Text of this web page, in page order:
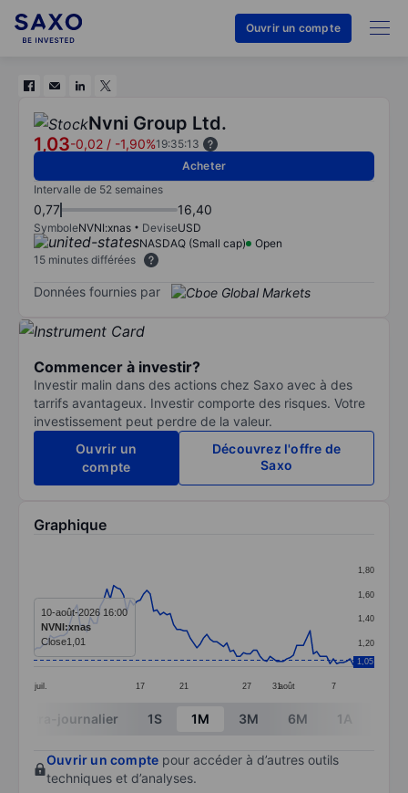
Ouvrir un compte
Nvni Group Ltd.
1,03-0,02 / -1,90%19:35:13
Acheter
Intervalle de 52 semaines
0,77 16,40
SymboleNVNI:xnas DeviseUSD
NASDAQ (Small cap)
Open
15 minutes différées
Données fournies par
Commencer à investir?
Investir malin dans des actions chez Saxo avec à des
tarrifs avantageux. Investir comporte des risques. Votre
investissement peut perdre de la valeur.
Ouvrir un
compte
Découvrez l'offre de
Saxo
Graphique
Line chart with 97 data points.
The chart has 1 X axis displaying categories.
The chart has 1 Y axis displaying values. Data ranges
juil. 17 21 27 31août 7
1,20
1,40
1,60
1,80
1,05
10-août-2026 16:00
NVNI:xnas
Close1,01
End of interactive chart.
Intra-journalier 1S 1M 3M 6M 1A
Ouvrir un compte pour accéder à d’autres outils
techniques et d’analyses.